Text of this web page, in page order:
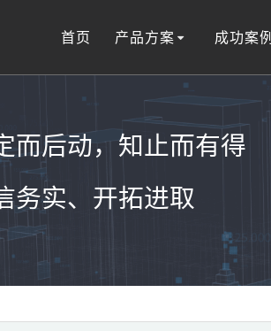
首页 产品方案 成功案例
而后动，知止而有得
务实、开拓进取